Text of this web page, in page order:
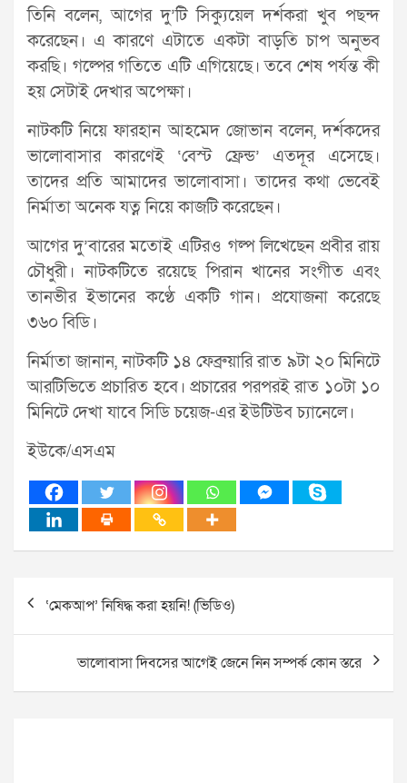
তিনি বলেন, আগের দু’টি সিক্যুয়েল দর্শকরা খুব পছন্দ
করেছেন। এ কারণে এটাতে একটা বাড়তি চাপ অনুভব
করছি। গল্পের গতিতে এটি এগিয়েছে। তবে শেষ পর্যন্ত কী
হয় সেটাই দেখার অপেক্ষা।
নাটকটি নিয়ে ফারহান আহমেদ জোভান বলেন, দর্শকদের
ভালোবাসার কারণেই ‘বেস্ট ফ্রেন্ড’ এতদূর এসেছে।
তাদের প্রতি আমাদের ভালোবাসা। তাদের কথা ভেবেই
নির্মাতা অনেক যত্ন নিয়ে কাজটি করেছেন।
আগের দু’বারের মতোই এটিরও গল্প লিখেছেন প্রবীর রায়
চৌধুরী। নাটকটিতে রয়েছে পিরান খানের সংগীত এবং
তানভীর ইভানের কণ্ঠে একটি গান। প্রযোজনা করেছে
৩৬০ বিডি।
নির্মাতা জানান, নাটকটি ১৪ ফেব্রুয়ারি রাত ৯টা ২০ মিনিটে
আরটিভিতে প্রচারিত হবে। প্রচারের পরপরই রাত ১০টা ১০
মিনিটে দেখা যাবে সিডি চয়েজ-এর ইউটিউব চ্যানেলে।
ইউকে/এসএম
Post
navigation
‘মেকআপ’ নিষিদ্ধ করা হয়নি! (ভিডিও)
ভালোবাসা দিবসের আগেই জেনে নিন সম্পর্ক কোন স্তরে